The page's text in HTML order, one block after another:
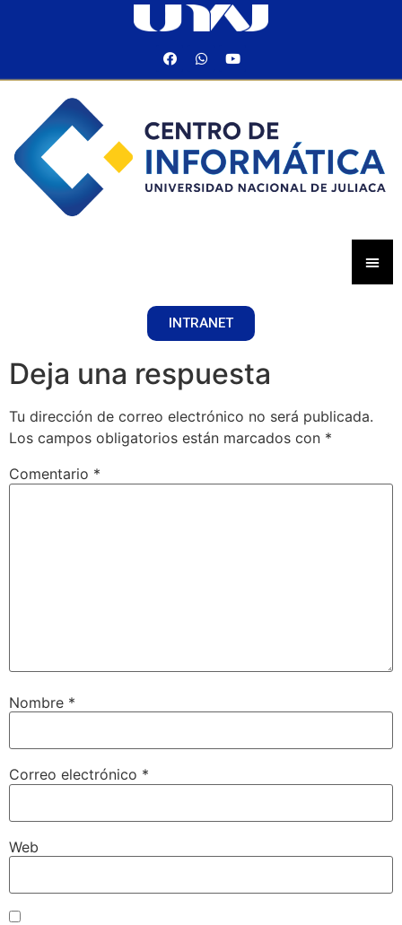
INTRANET
Deja una respuesta
Tu dirección de correo electrónico no será publicada.
Los campos obligatorios están marcados con *
Comentario *
Nombre *
Correo electrónico *
Web